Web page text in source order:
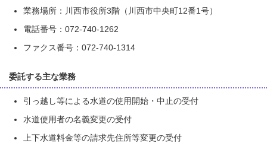
業務場所：川西市役所3階（川西市中央町12番1号）
電話番号：072-740-1262
ファクス番号：072-740-1314
委託する主な業務
引っ越し等による水道の使用開始・中止の受付
水道使用者の名義変更の受付
上下水道料金等の請求先住所等変更の受付